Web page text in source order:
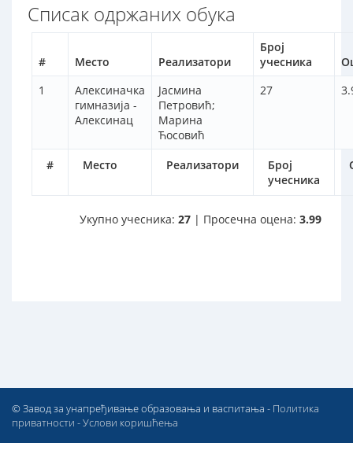
Списак одржаних обука
# Место Реализатори
Број
учесника
# Место Реализатори
Број
учесника
1
Алексиначка
гимназија -
Алексинац
Јасмина
Петровић;
Марина
Ћосовић
27
Укупно учесника: 27 | Просечна оцена: 3.99
© Завод за унапређивање образовања и васпитања - Политика
приватности -Услови коришћења